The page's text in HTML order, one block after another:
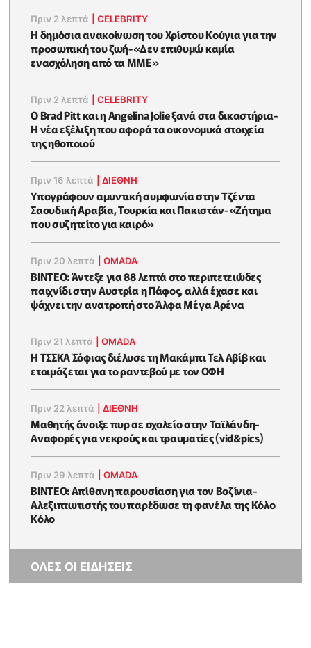
Πριν 2 λεπτά |CELEBRITY
Η δημόσια ανακοίνωση του Χρίστου Κούγια για την
προσωπική του ζωή-«Δεν επιθυμώ καμία
ενασχόληση από τα ΜΜΕ»
Πριν 2 λεπτά |CELEBRITY
Ο Brad Pitt και η Angelina Jolie ξανά στα δικαστήρια-
Η νέα εξέλιξη που αφορά τα οικονομικά στοιχεία
της ηθοποιού
Πριν 16 λεπτά |ΔΙΕΘΝΗ
Υπογράφουν αμυντική συμφωνία στην Τζέντα
Σαουδική Αραβία, Τουρκία και Πακιστάν-«Ζήτημα
που συζητείτο για καιρό»
Πριν 20 λεπτά |OMADA
ΒΙΝΤΕΟ: Άντεξε για 88 λεπτά στο περιπετειώδες
παιχνίδι στην Αυστρία η Πάφος, αλλά έχασε και
ψάχνει την ανατροπή στο Άλφα Μέγα Αρένα
Πριν 21 λεπτά |OMADA
Η ΤΣΣΚΑ Σόφιας διέλυσε τη Μακάμπι Τελ Αβίβ και
ετοιμάζεται για το ραντεβού με τον ΟΦΗ
Πριν 22 λεπτά |ΔΙΕΘΝΗ
Μαθητής άνοιξε πυρ σε σχολείο στην Ταϊλάνδη-
Αναφορές για νεκρούς και τραυματίες (vid&pics)
Πριν 29 λεπτά |OMADA
ΒΙΝΤΕΟ: Απίθανη παρουσίαση για τον Βοζίνια-
Αλεξιπτωτιστής του παρέδωσε τη φανέλα της Κόλο
Κόλο
ΟΛΕΣ ΟΙ ΕΙΔΗΣΕΙΣ